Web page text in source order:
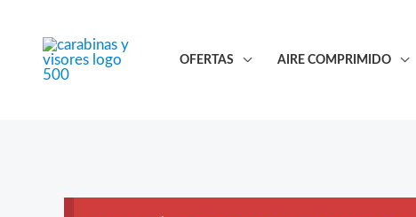
contenido
OFERTAS AIRE COMPRIMIDO